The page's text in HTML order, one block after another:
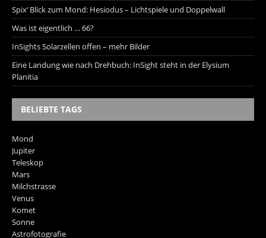
Spix‘ Blick zum Mond: Hesiodus – Lichtspiele und Doppelwall
Was ist eigentlich … 66?
InSights Solarzellen offen – mehr Bilder
Eine Landung wie nach Drehbuch: InSight steht in der Elysium
Planitia
BELIEBTE TAGS
Mond
Jupiter
Teleskop
Mars
Milchstrasse
Venus
Komet
Sonne
Astrofotografie